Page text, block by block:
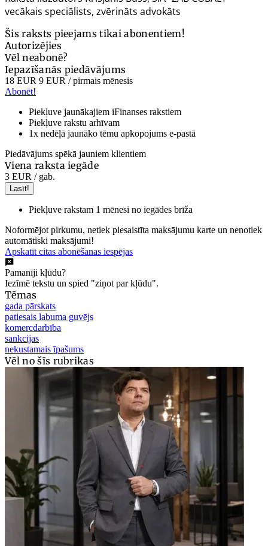
vecākais speciālists, zvērināts advokāts
Šis raksts pieejams tikai abonentiem!
Autorizējies
Vēl neabonē?
Iepazīšanās piedāvājums
18 EUR 9 EUR / pirmais mēnesis
Abonēt!
Piekļuve jaunākajiem iFinanses rakstiem
Piekļuve rakstu arhīvam
1x nedēļā jaunāko tēmu apkopojums e-pastā
Piedāvājums spēkā jauniem klientiem
Viena raksta iegāde
3 EUR / gab.
Lasīt!
Piekļuve rakstam 1 mēnesi no iegādes brīža
Noformējot pirkumu, netiek piesaistīta maksājumu karte un nenotiek
automātiski maksājumi!
Apskatīt citas abonēšanas iespējas
Pamanīji kļūdu?
Iezīmē tekstu un spied "ziņot par kļūdu".
Tēmas
gada pārskats
patiesais labuma guvējs
komercdarbība
sankcijas
nekustamais īpašums
Vēl no šīs rubrikas